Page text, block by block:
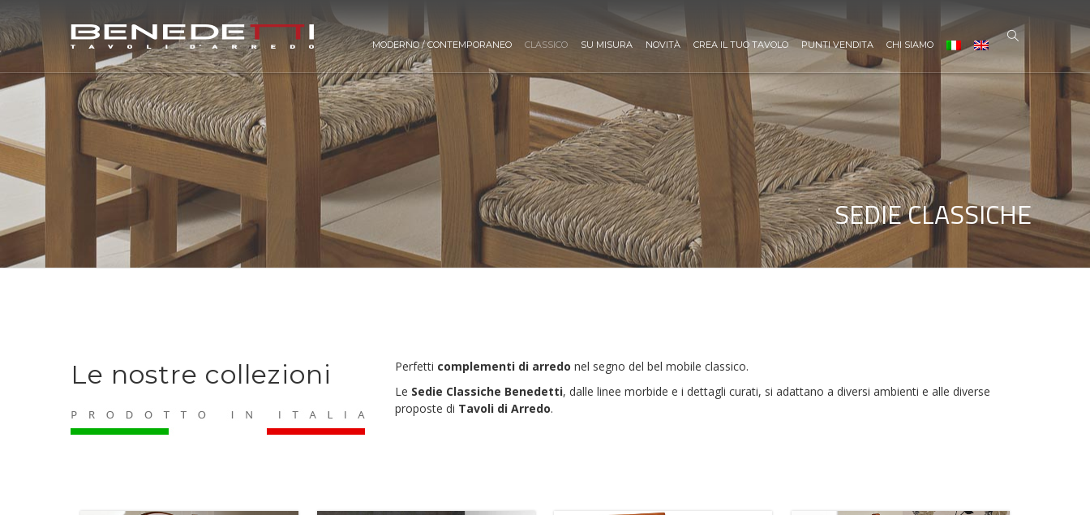
MODERNO / CONTEMPORANEO CLASSICO SU MISURA NOVITÀ CREA IL TUO TAVOLO PUNTI VENDITA CHI SIAMO
SEDIE CLASSICHE
Le nostre collezioni Perfetti complementi di arredo nel segno del bel mobile classico.
Le Sedie Classiche Benedetti, dalle linee morbide e i dettagli curati, si adattano a diversi ambienti e alle diverse
proposte di Tavoli di Arredo.